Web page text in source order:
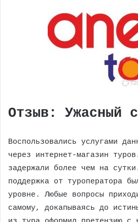
Отзыв: Ужасный
Воспользовались услугами
через интернет-магазин
задержали более чем на
поддержка от туроператора
уровне. Любые вопросы
самому, докапываясь до